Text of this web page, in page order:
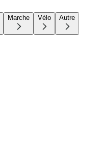
Marche Vélo Autre